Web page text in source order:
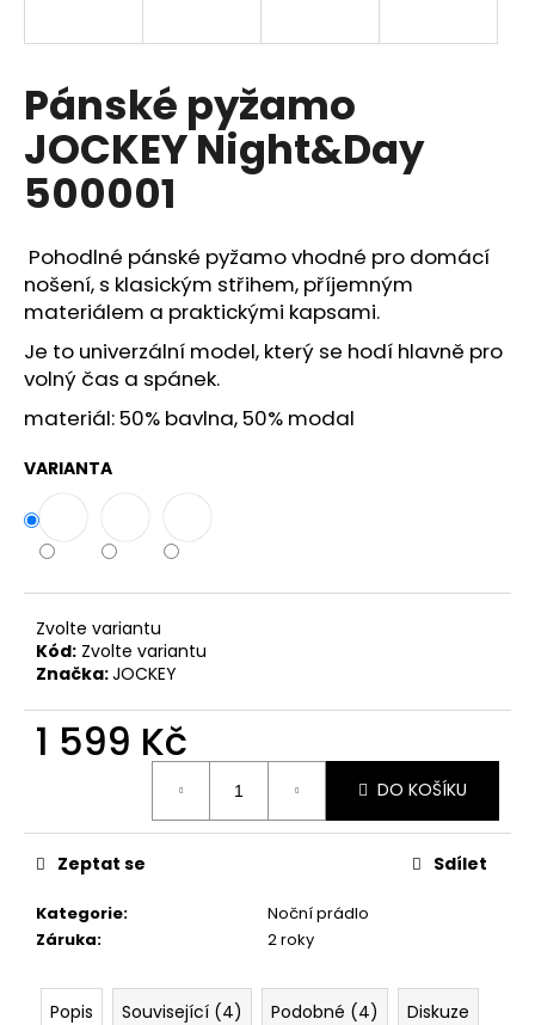
Pánské pyžamo
JOCKEY Night&Day
500001
Pohodlné pánské pyžamo vhodné pro domácí
nošení, s klasickým střihem, příjemným
materiálem a praktickými kapsami.
Je to univerzální model, který se hodí hlavně pro
volný čas a spánek.
materiál: 50% bavlna, 50% modal
VARIANTA
Zvolte variantu
Kód: Zvolte variantu
Značka:JOCKEY
1 599 Kč
DO KOŠÍKU
Kategorie:
Noční prádlo
Záruka: 2 roky
Zeptat se Sdílet
Popis Související (4) Podobné (4) Diskuze
í
t
?
HLEDAT
D
o
p
o
u
č
j
e
m
e